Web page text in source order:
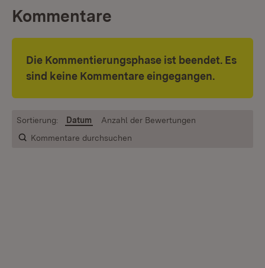
Kommentare
Die Kommentierungsphase ist beendet. Es
sind keine Kommentare eingegangen.
Kommentare durchsuchen
Sortierung: Datum Anzahl der Bewertungen